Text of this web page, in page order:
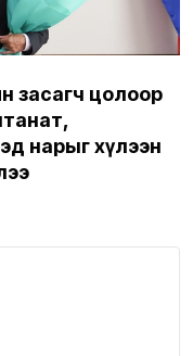
засагч цолоор
нарыг хүлээн